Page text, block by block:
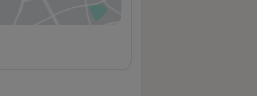
nowej karcie